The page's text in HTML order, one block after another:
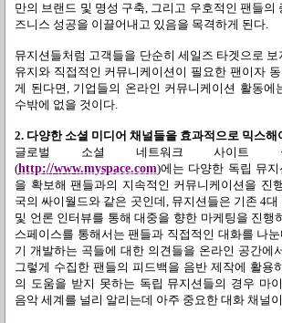
만의 브랜드 및 명성 구축, 그리고 우호적인 팬들의
즈니스 성공을 이끌어내고 있음을 목격하게 된다.
뮤지션들처럼 고객들을 단순히 세일즈 타겟으로
유지와 직접적인 커뮤니케이션이 필요한 팬이자
게 된다면, 기업들의 온라인 커뮤니케이션 활동에
수밖에 없을 것이다.
2. 다양한 소셜 미디어 채널들을 효과적으로 믹스해
글로벌 소셜 네트워크 사이트 중
(http://www.myspace.com)에는 다양한 독립 뮤
을 확보해 팬들과의 지속적인 커뮤니케이션을 진
국의 싸이월드와 같은 곳인데, 뮤지션들은 기존 4대
및 언론 인터뷰를 통해 대중을 향한 마케팅을 진행
스페이스를 통해서는 팬들과 직접적인 대화를 나
기 개발하는 곡들에 대한 의견들을 온라인 공간에
그렇게 수집한 팬들의 피드백을 음반 제작에 활용
의 도움을 받지 못하는 독립 뮤지션들의 경우 마
음악 세계를 널리 알리는데 아주 중요한 대화 채널